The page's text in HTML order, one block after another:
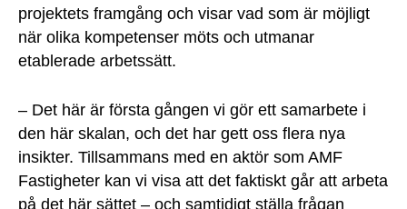
projektets framgång och visar vad som är möjligt
när olika kompetenser möts och utmanar
etablerade arbetssätt.
– Det här är första gången vi gör ett samarbete i
den här skalan, och det har gett oss flera nya
insikter. Tillsammans med en aktör som AMF
Fastigheter kan vi visa att det faktiskt går att arbeta
på det här sättet – och samtidigt ställa frågan